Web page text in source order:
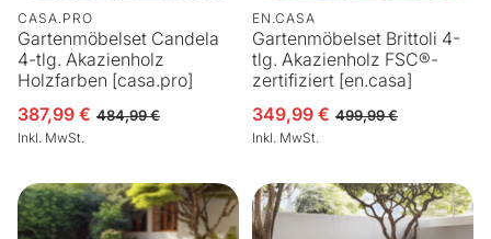
CASA.PRO
Gartenmöbelset Candela
4-tlg. Akazienholz
Holzfarben [casa.pro]
Verkaufspreis
387,99 €
Normaler Preis
484,99 €
Inkl. MwSt.
EN.CASA
Gartenmöbelset Brittoli 4-
tlg. Akazienholz FSC®-
zertifiziert [en.casa]
Verkaufspreis
349,99 €
Normaler Preis
499,99 €
Inkl. MwSt.